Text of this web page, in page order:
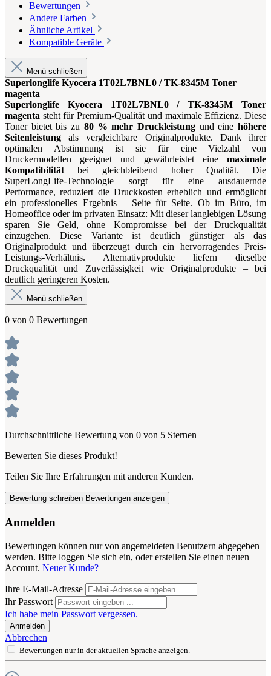
Bewertungen
Andere Farben
Ähnliche Artikel
Kompatible Geräte
Menü schließen
Superlonglife Kyocera 1T02L7BNL0 / TK-8345M Toner
magenta
Superlonglife Kyocera 1T02L7BNL0 / TK-8345M Toner
magenta steht für Premium-Qualität und maximale Effizienz. Diese
Toner bietet bis zu 80 % mehr Druckleistungund einehöhere
Seitenleistung als vergleichbare Originalprodukte. Dank ihrer
optimalen Abstimmung ist sie für eine Vielzahl von
Druckermodellen geeignet und gewährleistet eine maximale
Kompatibilitätbei gleichbleibend hoher Qualität. Die
SuperLongLife-Technologie sorgt für eine ausdauernde
Performance, reduziert die Druckkosten erheblich und ermöglicht
ein professionelles Ergebnis – Seite für Seite. Ob im Büro, im
Homeoffice oder im privaten Einsatz: Mit dieser langlebigen Lösung
sparen Sie Geld, ohne Kompromisse bei der Druckqualität
einzugehen. Diese Variante ist deutlich günstiger als das
Originalprodukt und überzeugt durch ein hervorragendes Preis-
Leistungs-Verhältnis. Alternativprodukte liefern dieselbe
Druckqualität und Zuverlässigkeit wie Originalprodukte – bei
deutlich geringeren Kosten.
Menü schließen
0 von 0 Bewertungen
Durchschnittliche Bewertung von 0 von 5 Sternen
Bewerten Sie dieses Produkt!
Teilen Sie Ihre Erfahrungen mit anderen Kunden.
Bewertung schreiben Bewertungen anzeigen
Anmelden
Bewertungen können nur von angemeldeten Benutzern abgegeben
werden. Bitte loggen Sie sich ein, oder erstellen Sie einen neuen
Account. Neuer Kunde?
Ihre E-Mail-Adresse
Ihr Passwort
Ich habe mein Passwort vergessen.
Anmelden
Abbrechen
Bewertungen nur in der aktuellen Sprache anzeigen.